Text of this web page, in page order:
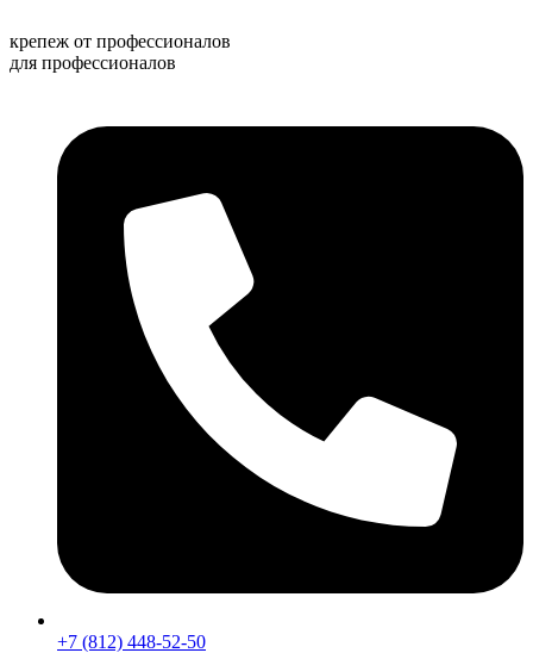
к
содержимому
крепеж от профессионалов
для профессионалов
+7 (812) 448-52-50